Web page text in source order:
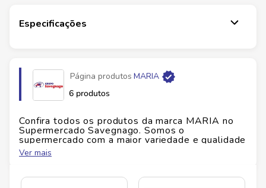
Especificações
Página produtos MARIA
6 produtos
Confira todos os produtos da marca MARIA no
Supermercado Savegnago. Somos o
supermercado com a maior variedade e qualidade
do Brasil!
de produtos MARIA, confira abaixo:
Ver mais